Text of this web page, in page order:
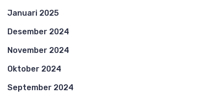
Januari 2025
Desember 2024
November 2024
Oktober 2024
September 2024